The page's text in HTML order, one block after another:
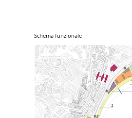
Schema funzionale